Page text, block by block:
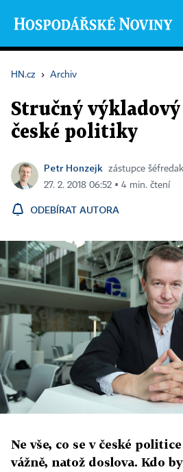
HN.cz › Archiv
Stručný
české politiky
Petr Honzejk
zástupce
27. 2. 2018 06:52 ▪ 4 min. čtení
ODEBÍRAT AUTORA
Ne vše, co se v české
vážně, natož doslova. Kdo